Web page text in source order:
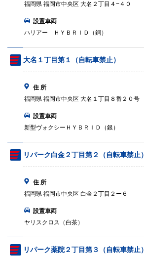
福岡県 福岡市中央区 大名２丁目４−４０
設置車両
ハリアー ＨＹＢＲＩＤ（銅）
大名１丁目第１（自転車禁止）
住 所
福岡県 福岡市中央区 大名１丁目８番２０号
設置車両
新型ヴォクシーＨＹＢＲＩＤ（銀）
リパーク白金２丁目第２（自転車禁止）
住 所
福岡県 福岡市中央区 白金２丁目２ー６
設置車両
ヤリスクロス（白茶）
リパーク薬院２丁目第３（自転車禁止）